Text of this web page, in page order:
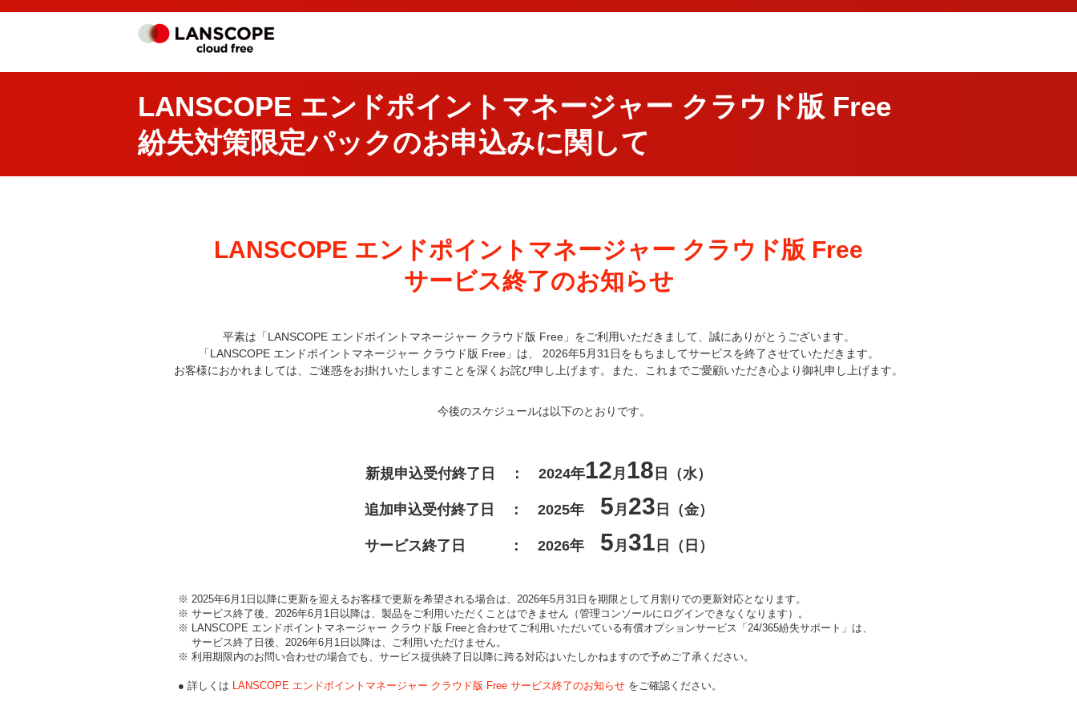
LANSCOPE エンドポイントマネージャー クラウド版 Free
紛失対策限定パックのお申込みに関して
LANSCOPE エンドポイントマネージャー クラウド版 Free
サービス終了のお知らせ
平素は「LANSCOPE エンドポイントマネージャー クラウド版 Free」をご利用いただきまして、誠にありがとうございます。
「LANSCOPE エンドポイントマネージャー クラウド版 Free」は、 2026年5月31日をもちましてサービスを終了させていただきます。
お客様におかれましては、ご迷惑をお掛けいたしますことを深くお詫び申し上げます。また、これまでご愛顧いただき心より御礼申し上げます。
今後のスケジュールは以下のとおりです。
新規申込受付終了日 ： 2024年12月 18 日（水）
追加申込受付終了日 ： 2025年 5月 23 日（金）
サービス終了日 ： 2026年 5月 31 日（日）
※ 2025年6月1日以降に更新を迎えるお客様で更新を希望される場合は、2026年5月31日を期限として月割りでの更新対応となります。
※ サービス終了後、2026年6月1日以降は、製品をご利用いただくことはできません（管理コンソールにログインできなくなります）。
※ LANSCOPE エンドポイントマネージャー クラウド版 Freeと合わせてご利用いただいている有償オプションサービス「24/365紛失サポート」は、
サービス終了日後、2026年6月1日以降は、ご利用いただけません。
※ 利用期限内のお問い合わせの場合でも、サービス提供終了日以降に跨る対応はいたしかねますので予めご了承ください。
● 詳しくは LANSCOPE エンドポイントマネージャー クラウド版 Free サービス終了のお知らせ をご確認ください。